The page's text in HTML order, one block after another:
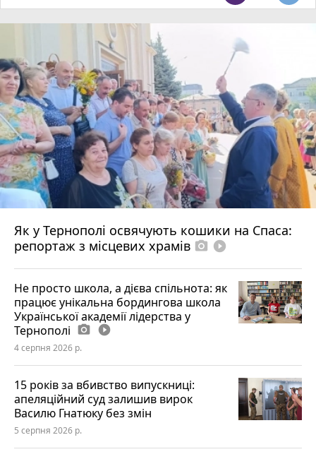
Як у Тернополі освячують кошики на Спаса:
репортаж з місцевих храмів photo_camera play_circle_filled
Не просто школа, а дієва спільнота: як
працює унікальна бордингова школа
Української академії лідерства у
Тернополі photo_camera play_circle_filled
4 серпня 2026 р.
15 років за вбивство випускниці:
апеляційний суд залишив вирок
Василю Гнатюку без змін
5 серпня 2026 р.